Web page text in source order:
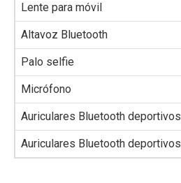
Lente para móvil
Altavoz Bluetooth
Palo selfie
Micrófono
Auriculares Bluetooth deportivos
Auriculares Bluetooth deportivos